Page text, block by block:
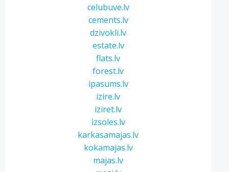
celubuve.lv
cements.lv
dzivokli.lv
estate.lv
flats.lv
forest.lv
ipasums.lv
izire.lv
iziret.lv
izsoles.lv
karkasamajas.lv
kokamajas.lv
majas.lv